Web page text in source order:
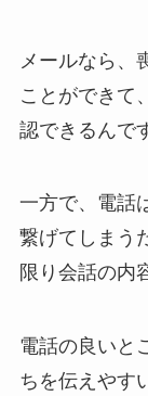
メールなら、
ことができて
認できるんで
一方で、電話
繋げてしまう
限り会話の内
電話の良いと
ちを伝えやす